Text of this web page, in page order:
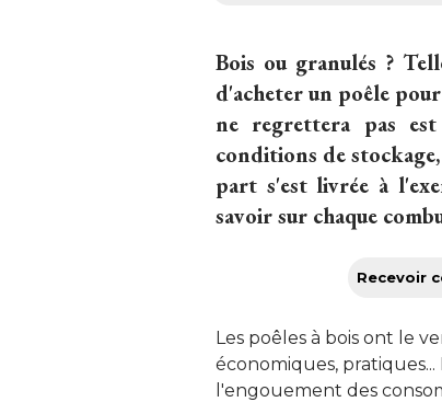
Bois ou granulés ?
d'acheter un poêle
ne regrettera pas
conditions de
part s'est livrée à
savoir sur chaque
Recevoir
Les poêles à bois ont le
économiques,
l'engouement des